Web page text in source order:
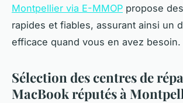
Montpellier via E-MMOP propose
rapides et fiables, assurant ainsi un
efficace quand vous en avez besoin.
Sélection des centres de
MacBook réputés à